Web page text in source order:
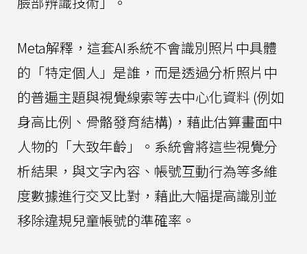
Meta解釋，這套AI系統不會識別照片中具體
的「特定個人」是誰，而是透過分析照片中
的普遍主題與視覺線索等去中心化資料 (例如
身高比例、骨骼發育結構)，藉此估算畫面中
人物的「大致年齡」。系統會將這些視覺分
析結果，與文字內容、帳號互動行為等多維
度數據進行交叉比對，藉此大幅提高識別並
移除違規兒童帳號的準確率。